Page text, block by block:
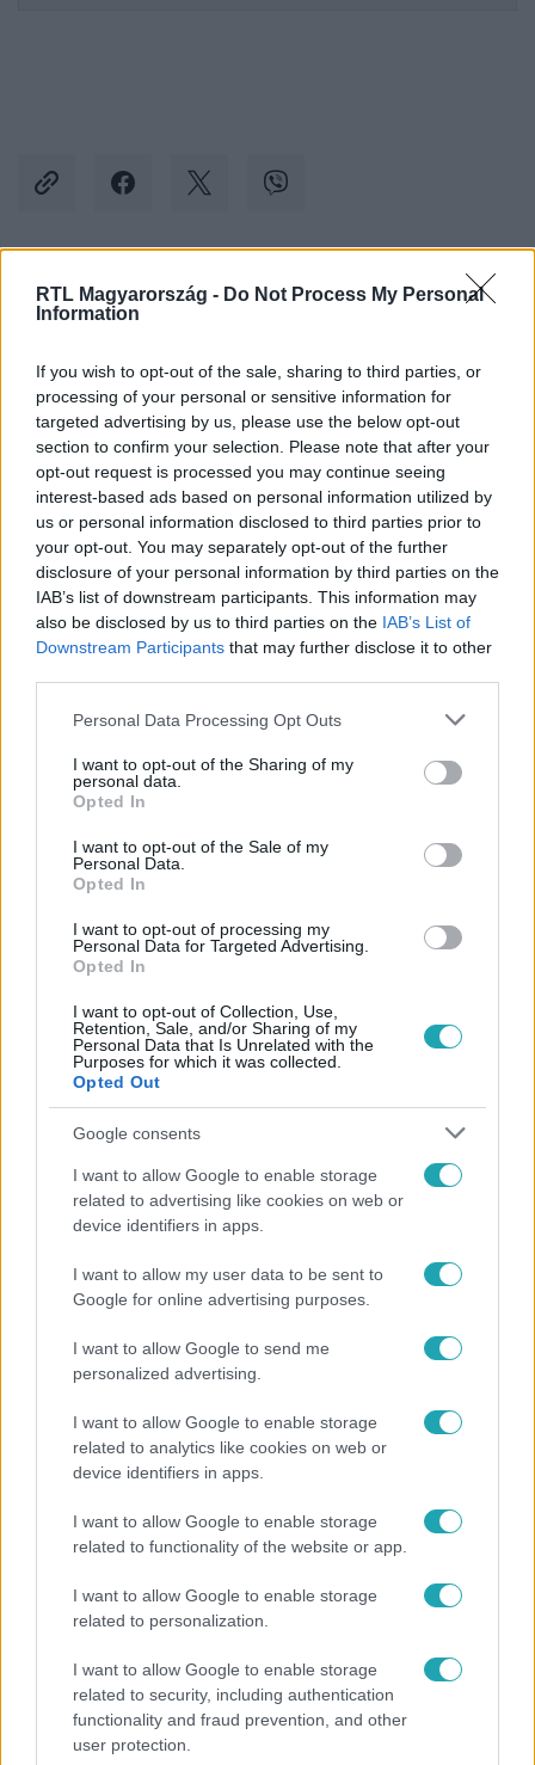
RTL Magyarország - Do Not Process My Personal
Information
If you wish to opt-out of the sale, sharing to third parties, or
processing of your personal or sensitive information for
targeted advertising by us, please use the below opt-out
section to confirm your selection. Please note that after your
opt-out request is processed you may continue seeing
interest-based ads based on personal information utilized by
us or personal information disclosed to third parties prior to
your opt-out. You may separately opt-out of the further
disclosure of your personal information by third parties on the
IAB’s list of downstream participants. This information may
also be disclosed by us to third parties on the IAB’s List of
Downstream Participants that may further disclose it to other
Please note that this website/app uses one or more Google
not limited to your visit or usage behaviour. You may click to
grant or deny consent to Google and its third-party tags to
use your data for below specified purposes in below Google
consent section.
Personal Data Processing Opt Outs
I want to opt-out of the Sharing of my
personal data.
Opted In
I want to opt-out of the Sale of my
Personal Data.
Opted In
I want to opt-out of processing my
Personal Data for Targeted Advertising.
Opted In
I want to opt-out of Collection, Use,
Retention, Sale, and/or Sharing of my
Personal Data that Is Unrelated with the
Purposes for which it was collected.
Opted Out
Google consents
I want to allow Google to enable storage
related to advertising like cookies on web or
device identifiers in apps.
I want to allow my user data to be sent to
Google for online advertising purposes.
I want to allow Google to send me
personalized advertising.
I want to allow Google to enable storage
related to analytics like cookies on web or
device identifiers in apps.
I want to allow Google to enable storage
related to functionality of the website or app.
I want to allow Google to enable storage
related to personalization.
I want to allow Google to enable storage
related to security, including authentication
functionality and fraud prevention, and other
user protection.
Kövess minket, és értesülj a friss hírekről a
Facebookon is!
Követem
#GAZDASÁG # PAKSI BŐVÍTÉS #PAKS 2
Népszerű
Majka hiába mondta le erdélyi koncertjét, a
rajongók így is felköszöntötték a születésnapján
Reggeli
Öt gyereket neveltek fel közösen – szinte sosem
mutatja meg férjét Ungár Anikó